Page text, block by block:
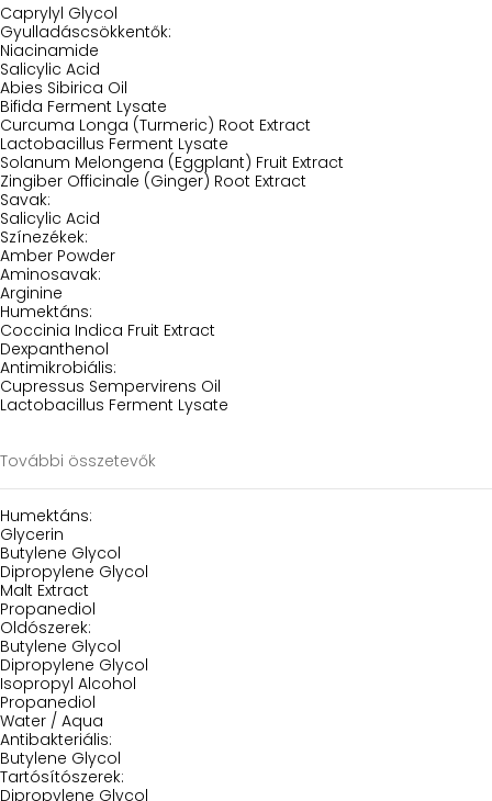
Caprylyl Glycol
Gyulladáscsökkentők:
Niacinamide
Salicylic Acid
Abies Sibirica Oil
Bifida Ferment Lysate
Curcuma Longa (Turmeric) Root Extract
Lactobacillus Ferment Lysate
Solanum Melongena (Eggplant) Fruit Extract
Zingiber Officinale (Ginger) Root Extract
Savak:
Salicylic Acid
Színezékek:
Amber Powder
Aminosavak:
Arginine
Humektáns:
Coccinia Indica Fruit Extract
Dexpanthenol
Antimikrobiális:
Cupressus Sempervirens Oil
Lactobacillus Ferment Lysate
További összetevők
Humektáns:
Glycerin
Butylene Glycol
Dipropylene Glycol
Malt Extract
Propanediol
Oldószerek:
Butylene Glycol
Dipropylene Glycol
Isopropyl Alcohol
Propanediol
Water / Aqua
Antibakteriális:
Butylene Glycol
Tartósítószerek:
Dipropylene Glycol